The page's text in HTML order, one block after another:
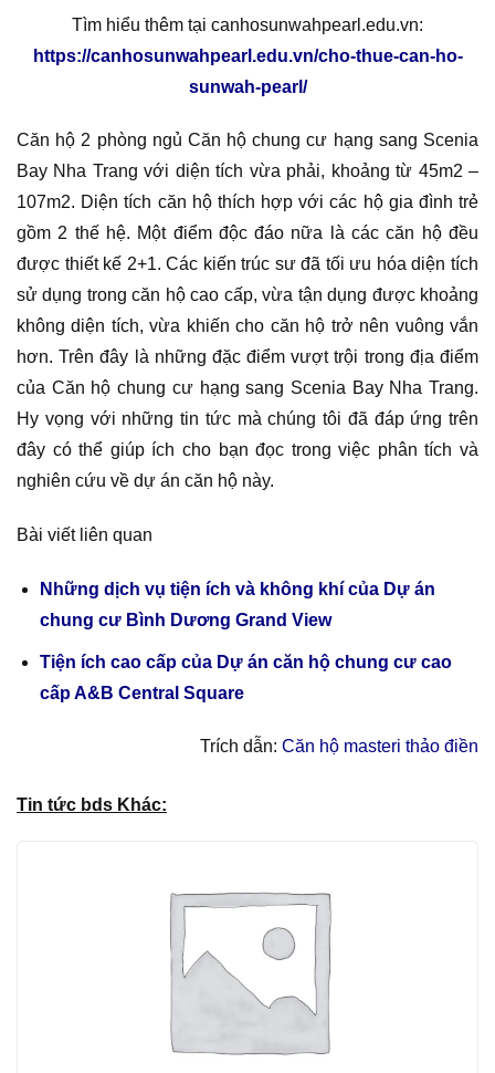
Tìm hiểu thêm tại canhosunwahpearl.edu.vn:
https://canhosunwahpearl.edu.vn/cho-thue-can-ho-
sunwah-pearl/
Căn hộ 2 phòng ngủ Căn hộ chung cư hạng sang Scenia
Bay Nha Trang với diện tích vừa phải, khoảng từ 45m2 –
107m2. Diện tích căn hộ thích hợp với các hộ gia đình trẻ
gồm 2 thế hệ. Một điểm độc đáo nữa là các căn hộ đều
được thiết kế 2+1. Các kiến trúc sư đã tối ưu hóa diện tích
sử dụng trong căn hộ cao cấp, vừa tận dụng được khoảng
không diện tích, vừa khiến cho căn hộ trở nên vuông vắn
hơn. Trên đây là những đặc điểm vượt trội trong địa điểm
của Căn hộ chung cư hạng sang Scenia Bay Nha Trang.
Hy vọng với những tin tức mà chúng tôi đã đáp ứng trên
đây có thể giúp ích cho bạn đọc trong việc phân tích và
nghiên cứu về dự án căn hộ này.
Bài viết liên quan
Những dịch vụ tiện ích và không khí của Dự án
chung cư Bình Dương Grand View
Tiện ích cao cấp của Dự án căn hộ chung cư cao
cấp A&B Central Square
Trích dẫn: Căn hộ masteri thảo điền
Tin tức bds Khác: